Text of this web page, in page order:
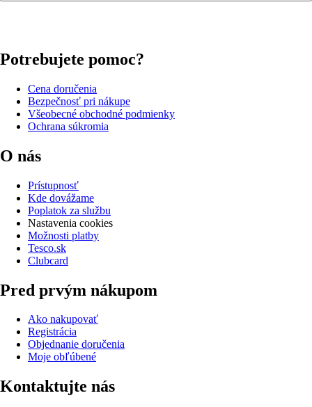
Potrebujete pomoc?
Cena doručenia
Bezpečnosť pri nákupe
Všeobecné obchodné podmienky
Ochrana súkromia
O nás
Prístupnosť
Kde dovážame
Poplatok za službu
Nastavenia cookies
Možnosti platby
Tesco.sk
Clubcard
Pred prvým nákupom
Ako nakupovať
Registrácia
Objednanie doručenia
Moje obľúbené
Kontaktujte nás